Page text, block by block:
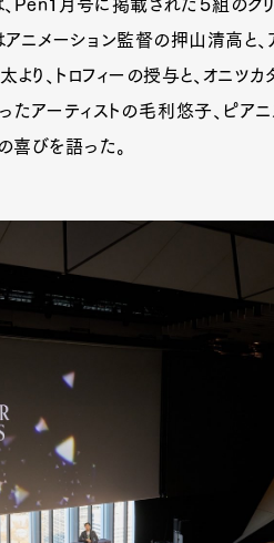
、Pen１月号に掲載された５組のク
ニメーション監督の押山清高と、
り、トロフィーの授与と、オニツ
アーティストの毛利悠子、ピア
喜びを語った。